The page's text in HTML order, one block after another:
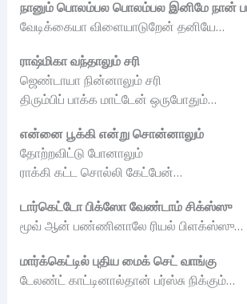
நானும் பொலம்பல பொலம்பல இனிமே நான்
வேடிக்கையா விளையாடுறேன் தனியே…
ராஷ்மிகா வந்தாலும் சரி
ஜெண்டாயா நின்னாலும் சரி
திரும்பிப் பாக்க மாட்டேன் ஒருபோதும்…
என்னை பூக்கி என்று சொன்னாலும்
தோற்றவிட்டு போனாலும்
ராக்கி கட்ட சொல்லி கேட்பேன்…
டார்கெட்டோ பிக்ஸோ வேண்டாம் சிக்ஸ்ஸு
மூவ் ஆன் பண்ணினாலே ரியல் பிளக்ஸ்ஸு…
மார்க்கெட்டில் புதிய மைக் செட் வாங்கு
டேலண்ட் காட்டினால்தான் பர்ஸ்சு நிக்கும்…